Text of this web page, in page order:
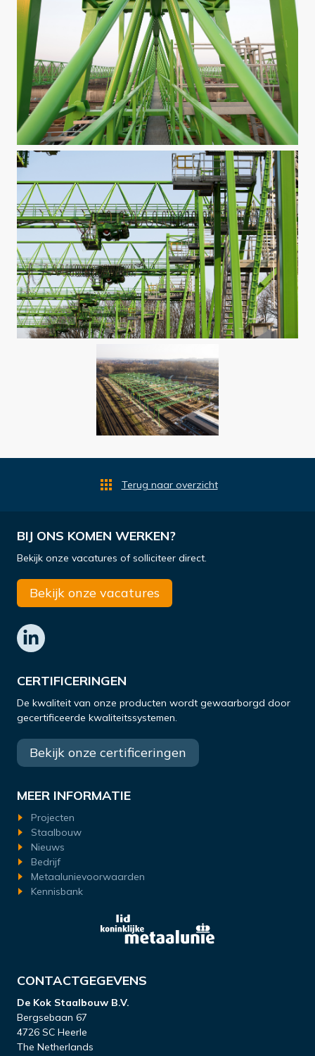
Terug naar overzicht
BIJ ONS KOMEN WERKEN?
Bekijk onze vacatures of solliciteer direct.
Bekijk onze vacatures
CERTIFICERINGEN
De kwaliteit van onze producten wordt gewaarborgd door
gecertificeerde kwaliteitssystemen.
Bekijk onze certificeringen
MEER INFORMATIE
Projecten
Staalbouw
Nieuws
Bedrijf
Metaalunievoorwaarden
Kennisbank
CONTACTGEGEVENS
De Kok Staalbouw B.V.
Bergsebaan 67
4726 SC Heerle
The Netherlands